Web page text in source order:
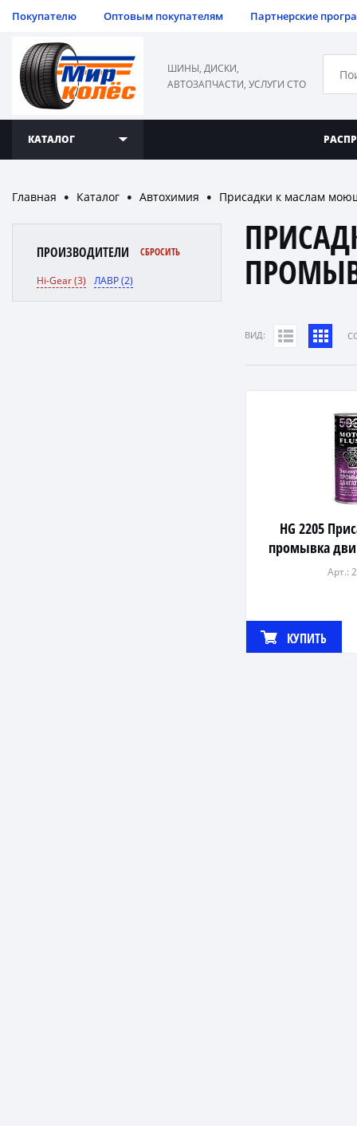
Покупателю Оптовым покупателям Партнерские
ШИНЫ, ДИСКИ,
АВТОЗАПЧАСТИ, УСЛУГИ СТО
КАТАЛОГ
Главная ● Каталог ● Автохимия ● Присадки к маслам
ПРОИЗВОДИТЕЛИ СБРОСИТЬ
Hi-Gear (3) ЛАВР (2)
ВИД:
HG 2205
промывка
Арт.:
КУПИТЬ